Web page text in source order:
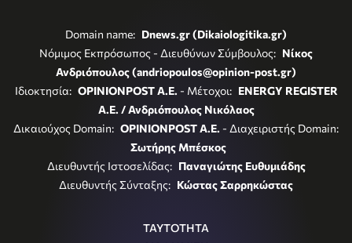
Domain name: Dnews.gr (Dikaiologitika.gr)
Νόμιμος Εκπρόσωπος - Διευθύνων Σύμβουλος: Νίκος
Ανδριόπουλος (andriopoulos@opinion-post.gr)
Ιδιοκτησία: OPINIONPOST A.E. - Μέτοχοι: ENERGY REGISTER
Α.Ε. / Ανδριόπουλος Νικόλαος
Δικαιούχος Domain: OPINIONPOST A.E. - Διαχειριστής Domain:
Σωτήρης Μπέσκος
Διευθυντής Ιστοσελίδας: Παναγιώτης Ευθυμιάδης
Διευθυντής Σύνταξης: Κώστας Σαρρηκώστας
ΤΑΥΤΟΤΗΤΑ